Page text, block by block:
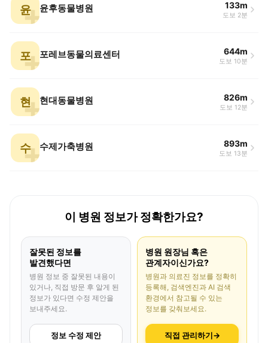
윤 윤후동물병원 133m
도보 2분
포 포레브동물의료센터 644m
도보 10분
현 현대동물병원 826m
도보 12분
수 수제가축병원 893m
도보 13분
이 병원 정보가 정확한가요?
잘못된 정보를
발견했다면
병원 정보 중 잘못된 내용이
있거나, 직접 방문 후 알게 된
정보가 있다면 수정 제안을
보내주세요.
정보 수정 제안
병원 원장님 혹은
관계자이신가요?
병원과 의료진 정보를 정확히
등록해, 검색엔진과 AI 검색
환경에서 참고될 수 있는
정보를 갖춰보세요.
직접 관리하기→